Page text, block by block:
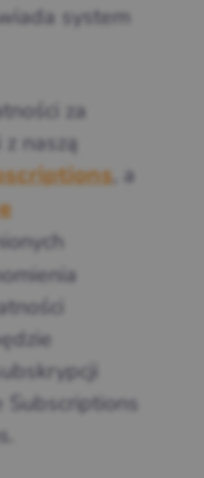
system
za
naszą
, a
Subscriptions